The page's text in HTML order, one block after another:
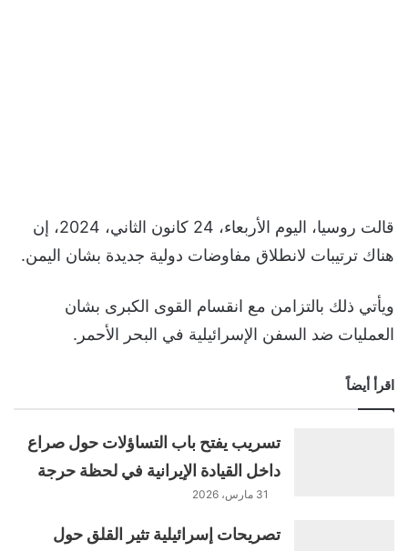
قالت روسيا، اليوم الأربعاء، 24 كانون الثاني، 2024، إن
هناك ترتيبات لانطلاق مفاوضات دولية جديدة بشان اليمن.
ويأتي ذلك بالتزامن مع انقسام القوى الكبرى بشان
العمليات ضد السفن الإسرائيلية في البحر الأحمر.
اقرأ أيضاً
تسريب يفتح باب التساؤلات حول صراع
داخل القيادة الإيرانية في لحظة حرجة
31 مارس، 2026
تصريحات إسرائيلية تثير القلق حول